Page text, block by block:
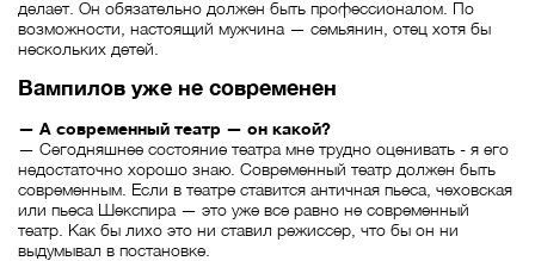
делает. Он обязательно должен быть профессионалом. По
возможности, настоящий мужчина — семьянин, отец хотя бы
нескольких детей.
Вампилов уже не современен
— А современный театр — он какой?
— Сегодняшнее состояние театра мне трудно оценивать - я его
недостаточно хорошо знаю. Современный театр должен быть
современным. Если в театре ставится античная пьеса, чеховская
или пьеса Шекспира — это уже все равно не современный
театр. Как бы лихо это ни ставил режиссер, что бы он ни
выдумывал в постановке.